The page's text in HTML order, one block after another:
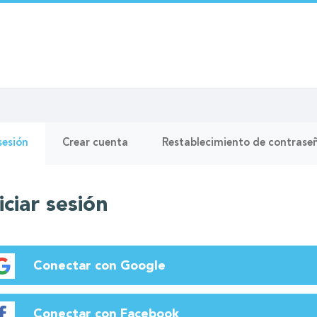
(solapaCrear cuenta Restablecimiento de
sesión
Conectar con Google
Conectar con Facebook